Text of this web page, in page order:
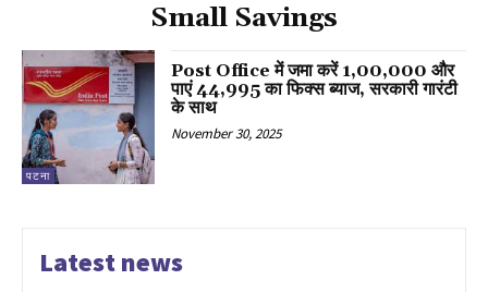
Small Savings
पटना
Post Office में जमा करें ₹1,00,000 और
पाएं ₹44,995 का फिक्स ब्याज, सरकारी गारंटी
के साथ
November 30, 2025
Latest news